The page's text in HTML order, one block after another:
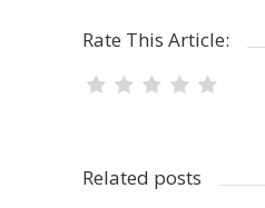
Rate This Article:
Related posts